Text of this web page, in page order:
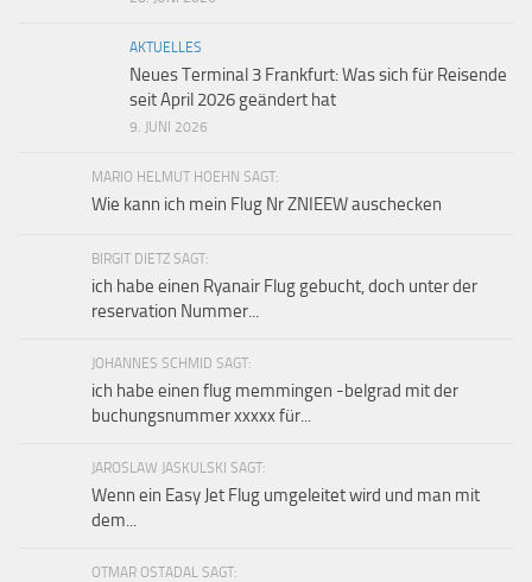
AKTUELLES
Neues Terminal 3 Frankfurt: Was sich für Reisende
seit April 2026 geändert hat
9. JUNI 2026
MARIO HELMUT HOEHN SAGT:
Wie kann ich mein Flug Nr ZNIEEW auschecken
BIRGIT DIETZ SAGT:
ich habe einen Ryanair Flug gebucht, doch unter der
reservation Nummer...
JOHANNES SCHMID SAGT:
ich habe einen flug memmingen -belgrad mit der
buchungsnummer xxxxx für...
JAROSLAW JASKULSKI SAGT:
Wenn ein Easy Jet Flug umgeleitet wird und man mit
dem...
OTMAR OSTADAL SAGT: